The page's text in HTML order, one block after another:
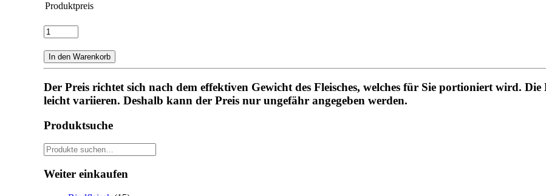
Produktpreis
Kochspeck
Menge
In den Warenkorb
Der Preis richtet sich nach dem effektiven Gewicht des Fleisches, welches für Sie portioniert wird.
leicht variieren. Deshalb kann der Preis nur ungefähr angegeben werden.
Produktsuche
Suche
nach:
Weiter einkaufen